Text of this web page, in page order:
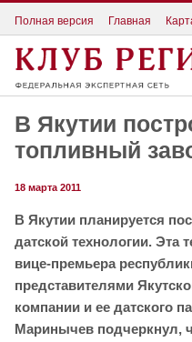
Полная версия Главная
В Якутии
топливный
18 марта 2011
В Якутии планируется
датской технологии. Эта
вице-премьера
представителями
компании и ее датского
Маринычев подчеркнул,